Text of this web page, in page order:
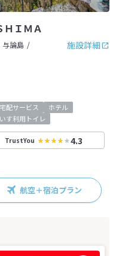
ＩＭＡ
施設詳細
与論島
宅配サービス
ホテル
す利用トイレ
TrustYou 4.3
航空＋宿泊プラン